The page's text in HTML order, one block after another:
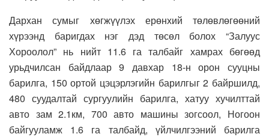
Дархан сумыг хөгжүүлэх ерөнхий төлөвлөгөөний
хүрээнд баригдах нэг дэд төсөл болох “Залуус
Хороолол” нь нийт 11.6 га талбайг хамрах бөгөөд
урьдчилсан байдлаар 9 давхар 18-н орон сууцны
барилга, 150 ортой цэцэрлэгийн барилгыг 2 байршилд,
480 суудалтай сургуулийн барилга, хатуу хучилттай
авто зам 2.1км, 700 авто машины зогсоол, Ногоон
байгууламж 1.6 га талбайд, үйлчилгээний барилга